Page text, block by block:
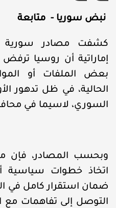
نبض سوريا - متابعة
كشفت مصادر سورية
إماراتية أن روسيا
بعض الملفات أو
الحالية، في ظل تدهور
السوري، لاسيما في
وبحسب المصادر، فإن
اتخاذ خطوات سياسية
ضمان استقرار كامل في
التوصل إلى تفاهمات مع